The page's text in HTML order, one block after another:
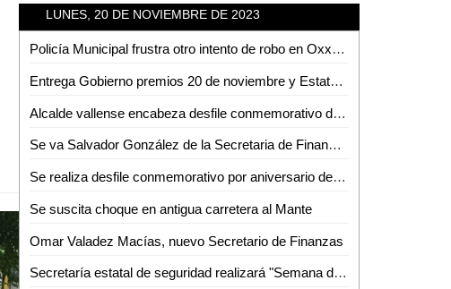
LUNES, 20 DE NOVIEMBRE DE 2023
Policía Municipal frustra otro intento de robo en Oxxo sobre la avenida Vicente C. Salazar
Entrega Gobierno premios 20 de noviembre y Estatal de deporte
Alcalde vallense encabeza desfile conmemorativo del 20 de noviembre
Se va Salvador González de la Secretaria de Finanzas
Se realiza desfile conmemorativo por aniversario de la Revolución Mexicana en Ciudad Valles
Se suscita choque en antigua carretera al Mante
Omar Valadez Macías, nuevo Secretario de Finanzas
Secretaría estatal de seguridad realizará "Semana de la Prevención" en Tamuín